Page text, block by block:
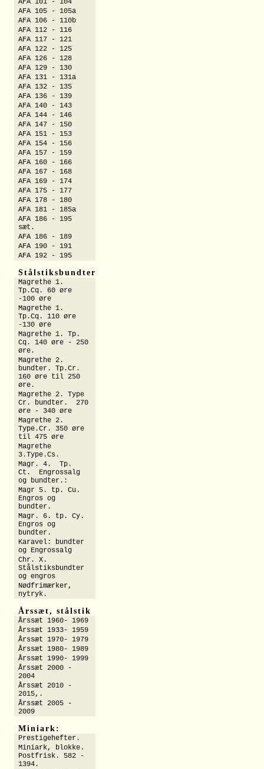
AFA 101 - 104
AFA 105 - 105a
AFA 106 - 110b
AFA 112 - 116
AFA 117 - 121
AFA 122 - 125
AFA 126 - 128
AFA 129 - 130
AFA 131 - 131a
AFA 132 - 135
AFA 136 - 139
AFA 140 - 143
AFA 144 - 146
AFA 147 - 150
AFA 151 - 153
AFA 154 - 156
AFA 157 - 159
AFA 160 - 166
AFA 167 - 168
AFA 169 - 174
AFA 175 - 177
AFA 178 - 180
AFA 181 - 185a
AFA 186 - 195
sæt.
AFA 186 - 189
AFA 190 - 191
AFA 192 - 195
Stålstiksbundter
Magrethe 1.
Tp.Cq. 60 øre
-100 øre
Magrethe 1.
Tp.Cq. 110 øre
-130 øre
Magrethe 1. Tp.
Cq. 140 øre - 250
øre.
Magrethe 2.
bundter. Tp.Cr.
160 øre til 250
øre.
Magrethe 2. Type
Cr. bundter. 270
øre - 340 øre
Magrethe 2.
Type.Cr. 350 øre
til 475 øre
Magrethe
3.Type.Cs.
Magr. 4. Tp.
Ct. Engrossalg
og bundter.:
Magr 5. tp. Cu.
Engros og
bundter.
Magr. 6. tp. Cy.
Engros og
bundter.
Karavel: bundter
og Engrossalg
Chr. X.
Stålstiksbundter
og engros
Nødfrimærker,
nytryk.
Årssæt, stålstik
Årssæt 1960- 1969
Årssæt 1933- 1959
Årssæt 1970- 1979
Årssæt 1980- 1989
Årssæt 1990- 1999
Årssæt 2000 -
2004
Årssæt 2010 -
2015,.
Årssæt 2005 -
2009
Miniark:
Prestigehefter.
Miniark, blokke.
Postfrisk. 582 -
1394.